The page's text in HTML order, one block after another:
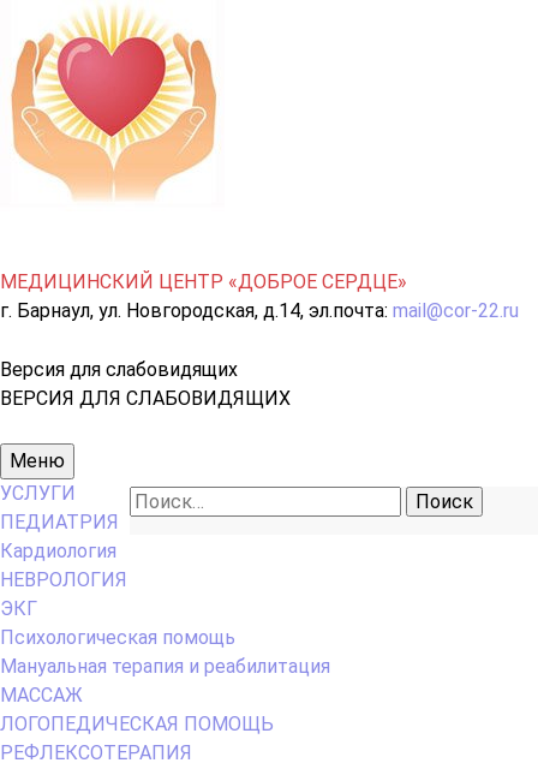
МЕДИЦИНСКИЙ ЦЕНТР «ДОБРОЕ СЕРДЦЕ»
г. Барнаул, ул. Новгородская, д.14, эл.почта: mail@cor-22.ru
Версия для слабовидящих
ВЕРСИЯ ДЛЯ СЛАБОВИДЯЩИХ
Основное
меню
Меню
Найти:
УСЛУГИ
ПЕДИАТРИЯ
Кардиология
НЕВРОЛОГИЯ
ЭКГ
Психологическая помощь
Мануальная терапия и реабилитация
МАССАЖ
ЛОГОПЕДИЧЕСКАЯ ПОМОЩЬ
РЕФЛЕКСОТЕРАПИЯ